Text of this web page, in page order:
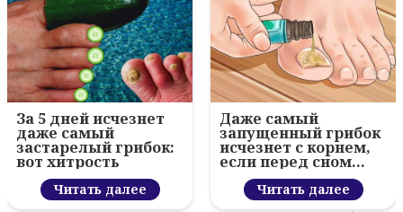
За 5 дней исчезнет
даже самый
застарелый грибок:
вот хитрость
Читать далее
Даже самый
запущенный грибок
исчезнет с корнем,
если перед сном…
Читать далее